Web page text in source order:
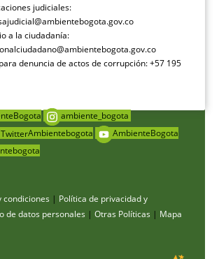
judiciales:
a la ciudadanía:
denuncia de actos de corrupción: +57 195
ambiente_bogota
Ambientebogota
AmbienteBogota
condiciones | Política de privacidad y
de datos personales | Otras Políticas | Mapa